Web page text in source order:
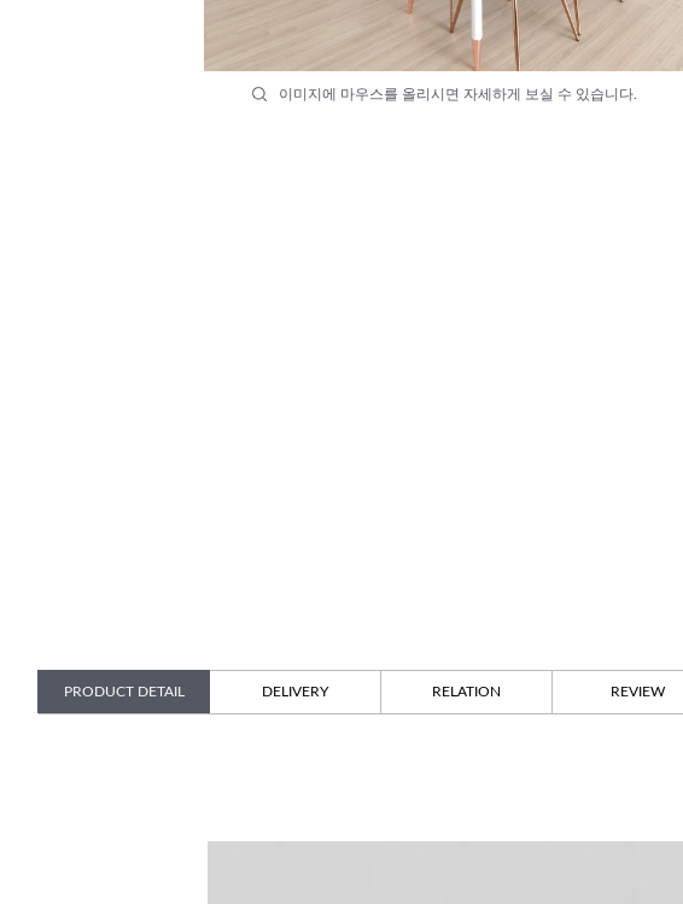
이미지에 마우스를 올리시면 자세하게 보실 수 있습니다.
PRODUCT DETAIL DELIVERY RELATION REVIEW